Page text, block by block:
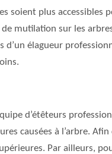
soient plus
mutilation sur les
élagueur
d’étêteurs
causées à l’arbre.
Par ailleurs,